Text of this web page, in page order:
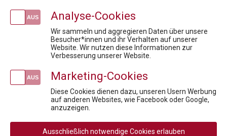
Health Care Symposium 2019 - Pharma & Health 4.0: We drive digital
Insight Talk - Besser vorbereitet auf Audits und Inspektionen
Clinical Trial Statistics: Studiendaten sicher lesen, bewerten, entscheiden
Compliance: Must-Have 2026
Analyse-Cookies
Wir sammeln und aggregieren Daten über unsere
Besucher*innen und ihr Verhalten auf unserer
Website. Wir nutzen diese Informationen zur
Verbesserung unserer Website.
Marketing-Cookies
Diese Cookies dienen dazu, unseren Usern Werbung
auf anderen Websites, wie Facebook oder Google,
anzuzeigen.
Ausschließlich notwendige Cookies erlauben